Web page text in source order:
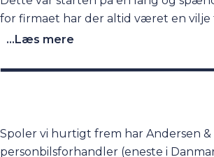
for firmaet har der altid været en vilje
...Læs mere
Spoler vi hurtigt frem har Andersen
personbilsforhandler (eneste i